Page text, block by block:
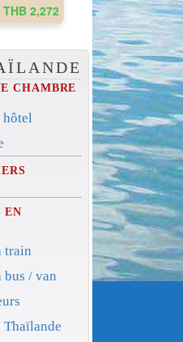
CHAMBRE
hôtel
EN
train
bus / van
Thaïlande